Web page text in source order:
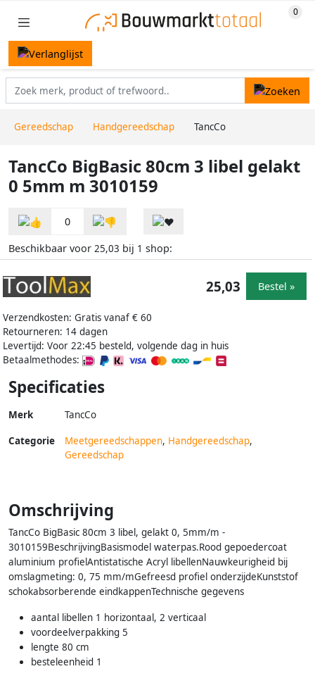
Gereedschap Handgereedschap TancCo
TancCo BigBasic 80cm 3 libel gelakt
0 5mm m 3010159
0
Beschikbaar voor 25,03 bij 1 shop:
Verzendkosten: Gratis vanaf € 60
Retourneren: 14 dagen
Levertijd: Voor 22:45 besteld, volgende dag in huis
Betaalmethodes:
25,03 Bestel »
Specificaties
Merk TancCo
Categorie Meetgereedschappen, Handgereedschap,
Gereedschap
Omschrijving
TancCo BigBasic 80cm 3 libel, gelakt 0, 5mm/m -
3010159BeschrijvingBasismodel waterpas.Rood gepoedercoat
aluminium profielAntistatische Acryl libellenNauwkeurigheid bij
omslagmeting: 0, 75 mm/mGefreesd profiel onderzijdeKunststof
schokabsorberende eindkappenTechnische gegevens
aantal libellen 1 horizontaal, 2 verticaal
voordeelverpakking 5
lengte 80 cm
besteleenheid 1